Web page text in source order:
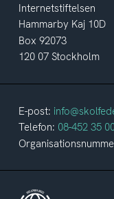
Internetstiftelsen
Hammarby Kaj 10D
Box 92073
120 07 Stockholm
E-post:
Telefon: 08-452 35